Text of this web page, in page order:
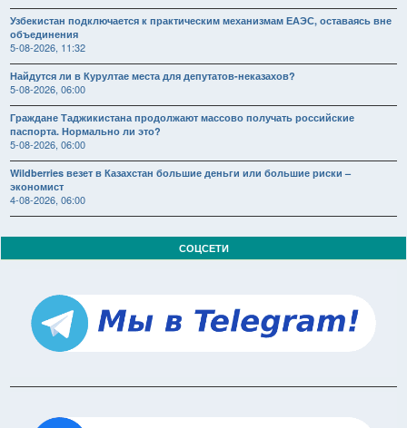
Узбекистан подключается к практическим механизмам ЕАЭС, оставаясь вне
объединения
5-08-2026, 11:32
Найдутся ли в Курултае места для депутатов-неказахов?
5-08-2026, 06:00
Граждане Таджикистана продолжают массово получать российские
паспорта. Нормально ли это?
5-08-2026, 06:00
Wildberries везет в Казахстан большие деньги или большие риски –
экономист
4-08-2026, 06:00
СОЦСЕТИ